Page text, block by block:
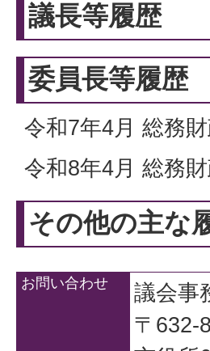
議長等履歴
委員長等履歴
令和7年4月 総務
令和8年4月 総務
その他の主な
お問い合わせ
議会事
〒632-